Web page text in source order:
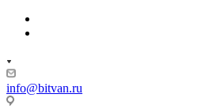
info@bitvan.ru